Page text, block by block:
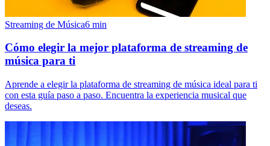
Streaming de Música6 min
Cómo elegir la mejor plataforma de streaming de
música para ti
Aprende a elegir la plataforma de streaming de música ideal para ti
con esta guía paso a paso. Encuentra la experiencia musical que
deseas.